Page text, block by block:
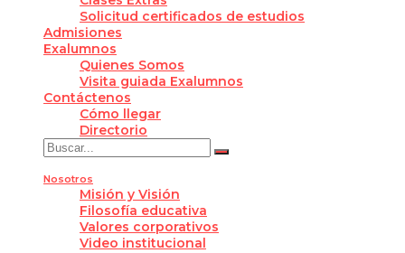
Solicitud certificados de estudios
Admisiones
Exalumnos
Quienes Somos
Visita guiada Exalumnos
Contáctenos
Cómo llegar
Directorio
Nosotros
Misión y Visión
Filosofía educativa
Valores corporativos
Video institucional